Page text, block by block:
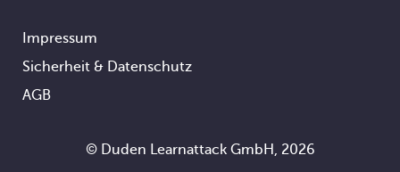
Footer
Impressum
Sicherheit & Datenschutz
AGB
© Duden Learnattack GmbH, 2026